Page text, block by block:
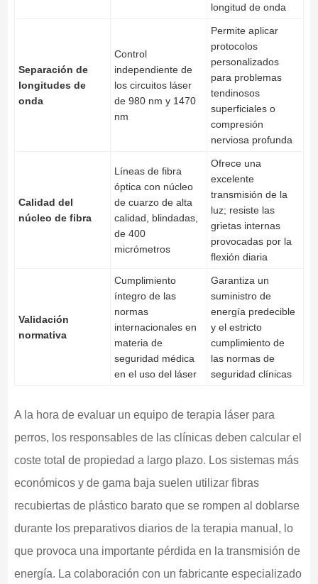
longitud de onda
Separación de
longitudes de
onda
Control
independiente de
los circuitos láser
de 980 nm y 1470
nm
Permite aplicar
protocolos
personalizados
para problemas
tendinosos
superficiales o
compresión
nerviosa profunda
Calidad del
núcleo de fibra
Líneas de fibra
óptica con núcleo
de cuarzo de alta
calidad, blindadas,
de 400
micrómetros
Ofrece una
excelente
transmisión de la
luz; resiste las
grietas internas
provocadas por la
flexión diaria
Validación
normativa
Cumplimiento
íntegro de las
normas
internacionales en
materia de
seguridad médica
en el uso del láser
Garantiza un
suministro de
energía predecible
y el estricto
cumplimiento de
las normas de
seguridad clínicas
A la hora de evaluar un equipo de terapia láser para
perros, los responsables de las clínicas deben calcular el
coste total de propiedad a largo plazo. Los sistemas más
económicos y de gama baja suelen utilizar fibras
recubiertas de plástico barato que se rompen al doblarse
durante los preparativos diarios de la terapia manual, lo
que provoca una importante pérdida en la transmisión de
energía. La colaboración con un fabricante especializado